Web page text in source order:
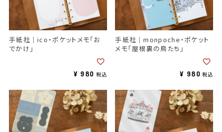
手紙社｜ico・ポケットメモ「お
でかけ」
¥ 980 税込
手紙社｜monpoche・ポケット
メモ「屋根裏の鳥たち」
¥ 980 税込